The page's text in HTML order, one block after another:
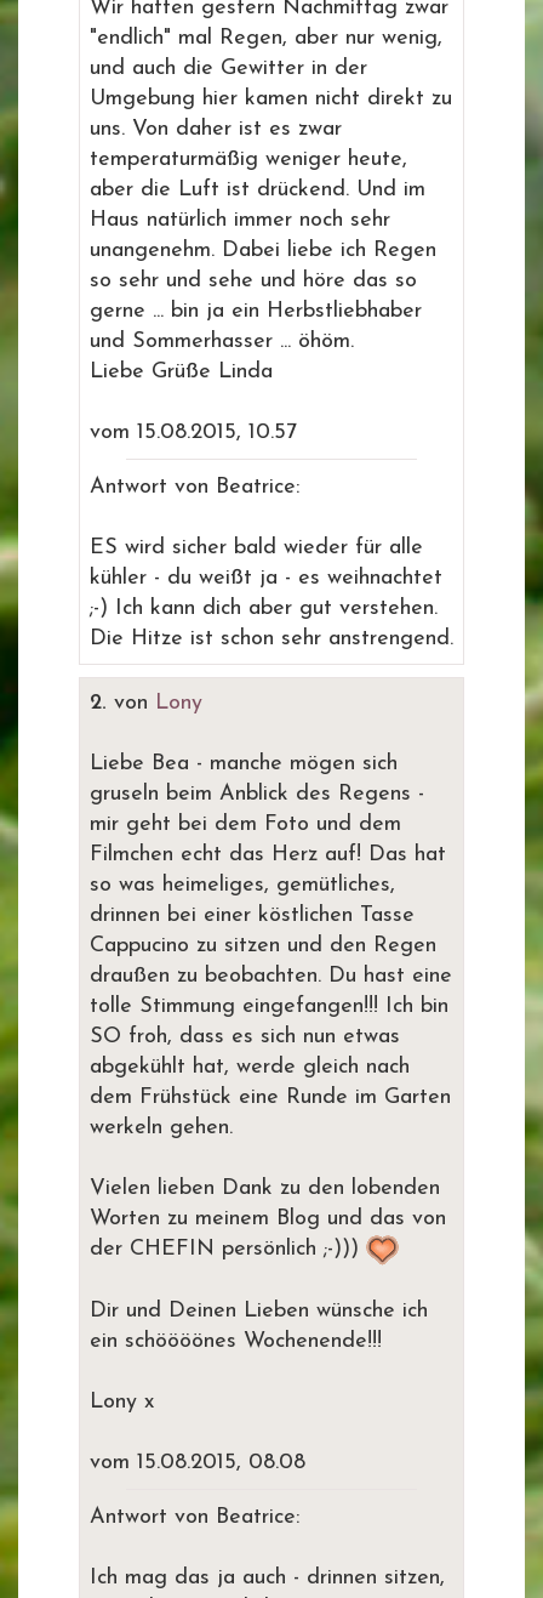
Wir hatten gestern Nachmittag zwar
"endlich" mal Regen, aber nur wenig,
und auch die Gewitter in der
Umgebung hier kamen nicht direkt zu
uns. Von daher ist es zwar
temperaturmäßig weniger heute,
aber die Luft ist drückend. Und im
Haus natürlich immer noch sehr
unangenehm. Dabei liebe ich Regen
so sehr und sehe und höre das so
gerne ... bin ja ein Herbstliebhaber
und Sommerhasser ... öhöm.
Liebe Grüße Linda
vom 15.08.2015, 10.57
Antwort von Beatrice:
ES wird sicher bald wieder für alle
kühler - du weißt ja - es weihnachtet
;-) Ich kann dich aber gut verstehen.
Die Hitze ist schon sehr anstrengend.
2. von Lony
Liebe Bea - manche mögen sich
gruseln beim Anblick des Regens -
mir geht bei dem Foto und dem
Filmchen echt das Herz auf! Das hat
so was heimeliges, gemütliches,
drinnen bei einer köstlichen Tasse
Cappucino zu sitzen und den Regen
draußen zu beobachten. Du hast eine
tolle Stimmung eingefangen!!! Ich bin
SO froh, dass es sich nun etwas
abgekühlt hat, werde gleich nach
dem Frühstück eine Runde im Garten
werkeln gehen.
Vielen lieben Dank zu den lobenden
Worten zu meinem Blog und das von
der CHEFIN persönlich ;-)))
Dir und Deinen Lieben wünsche ich
ein schöööönes Wochenende!!!
Lony x
vom 15.08.2015, 08.08
Antwort von Beatrice:
Ich mag das ja auch - drinnen sitzen,